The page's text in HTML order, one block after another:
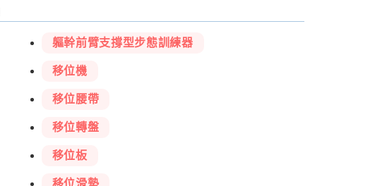
軀幹前臂支撐型步態訓練器
移位機
移位腰帶
移位轉盤
移位板
移位滑墊